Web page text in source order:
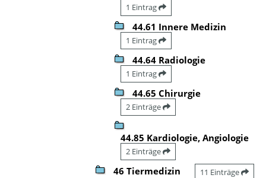
1 Eintrag
44.61 Innere Medizin
1 Eintrag
44.64 Radiologie
1 Eintrag
44.65 Chirurgie
2 Einträge
44.85 Kardiologie, Angiologie
2 Einträge
46 Tiermedizin 11 Einträge